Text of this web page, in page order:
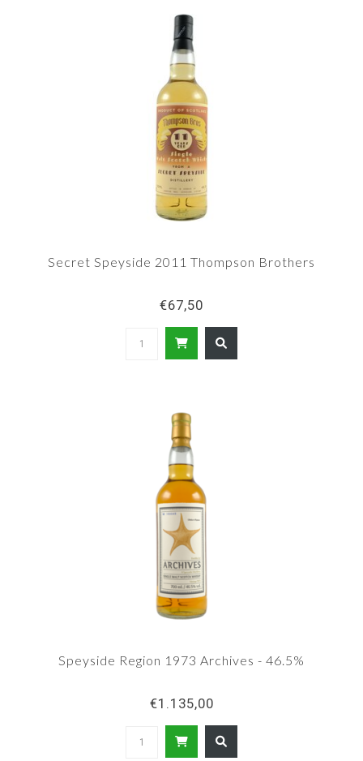
Secret Speyside 2011 Thompson Brothers
€67,50
Speyside Region 1973 Archives - 46.5%
€1.135,00